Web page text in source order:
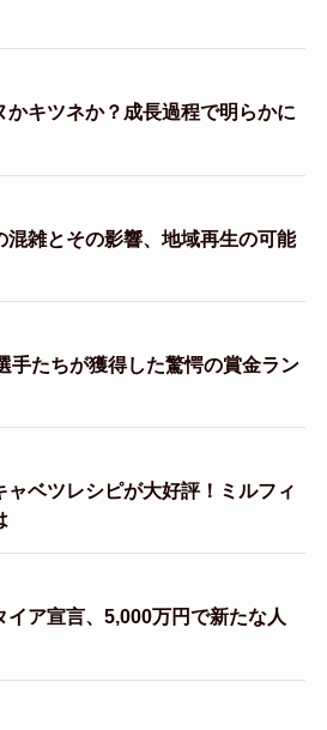
かキツネか？成長過程で明らかに
混雑とその影響、地域再生の可能
手たちが獲得した驚愕の賞金ラン
ャベツレシピが大好評！ミルフィ
ア宣言、5,000万円で新たな人